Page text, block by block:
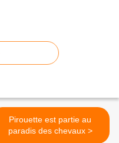
Pirouette est partie au
paradis des chevaux >